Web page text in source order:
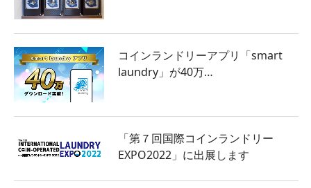
コインランドリーアプリ「smart
laundry」が40万…
「第７回国際コインランドリー
EXPO2022」に出展します